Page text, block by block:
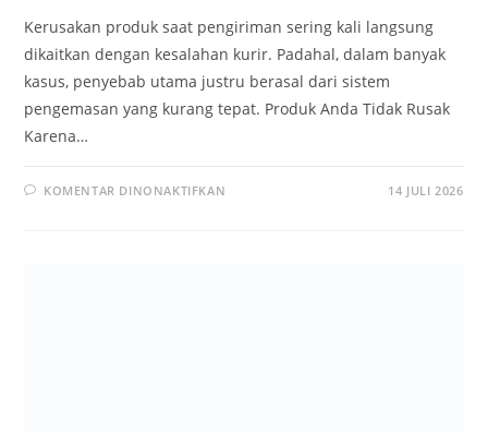
Kerusakan produk saat pengiriman sering kali langsung
dikaitkan dengan kesalahan kurir. Padahal, dalam banyak
kasus, penyebab utama justru berasal dari sistem
pengemasan yang kurang tepat. Produk Anda Tidak Rusak
Karena…
KOMENTAR DINONAKTIFKAN 14 JULI 2026